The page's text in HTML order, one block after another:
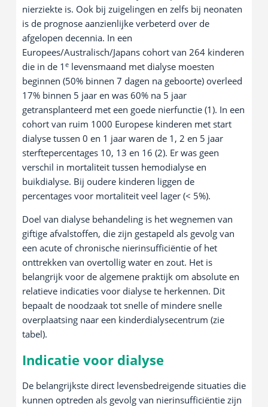
nierziekte is. Ook bij zuigelingen en zelfs bij neonaten
is de prognose aanzienlijke verbeterd over de
afgelopen decennia. In een
Europees/Australisch/Japans cohort van 264 kinderen
die in de 1 elevensmaand met dialyse moesten
beginnen (50% binnen 7 dagen na geboorte) overleed
17% binnen 5 jaar en was 60% na 5 jaar
getransplanteerd met een goede nierfunctie (1). In een
cohort van ruim 1000 Europese kinderen met start
dialyse tussen 0 en 1 jaar waren de 1, 2 en 5 jaar
sterftepercentages 10, 13 en 16 (2). Er was geen
verschil in mortaliteit tussen hemodialyse en
buikdialyse. Bij oudere kinderen liggen de
percentages voor mortaliteit veel lager (< 5%).
Doel van dialyse behandeling is het wegnemen van
giftige afvalstoffen, die zijn gestapeld als gevolg van
een acute of chronische nierinsufficiëntie of het
onttrekken van overtollig water en zout. Het is
belangrijk voor de algemene praktijk om absolute en
relatieve indicaties voor dialyse te herkennen. Dit
bepaalt de noodzaak tot snelle of mindere snelle
overplaatsing naar een kinderdialysecentrum (zie
tabel).
Indicatie voor dialyse
De belangrijkste direct levensbedreigende situaties die
kunnen optreden als gevolg van nierinsufficiëntie zijn